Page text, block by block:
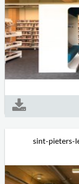
sint-pieters-